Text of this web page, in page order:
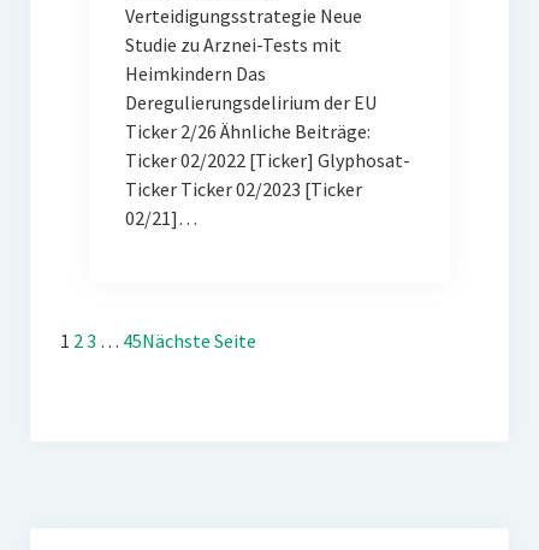
Verteidigungsstrategie Neue
Studie zu Arznei-Tests mit
Heimkindern Das
Deregulierungsdelirium der EU
Ticker 2/26 Ähnliche Beiträge:
Ticker 02/2022 [Ticker] Glyphosat-
Ticker Ticker 02/2023 [Ticker
02/21]…
1 23 … 45Nächste Seite